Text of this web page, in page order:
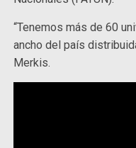
“Tenemos más de 60
ancho del país
Merkis.